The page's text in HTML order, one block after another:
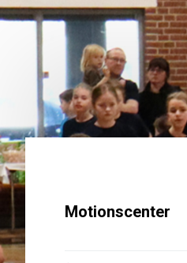
Motionscenter